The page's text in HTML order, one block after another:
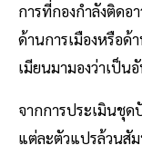
การที่กองกำลังติดอ
ด้านการเมืองหรือ
เมียนมามองว่าเป็น
จากการประเมินชุด
แต่ละตัวแปรล้วนสั